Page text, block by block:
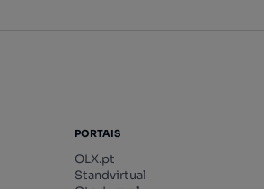
PORTAIS
OLX.pt
Standvirtual